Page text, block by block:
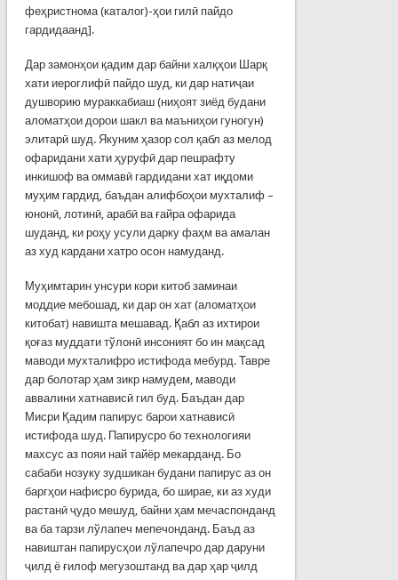
феҳристнома (каталог)-ҳои гилӣ пайдо
гардидаанд].
Дар замонҳои қадим дар байни халқҳои Шарқ
хати иероглифӣ пайдо шуд, ки дар натиҷаи
душворию мураккабиаш (ниҳоят зиёд будани
аломатҳои дорои шакл ва маъниҳои гуногун)
элитарӣ шуд. Якуним ҳазор сол қабл аз мелод
офаридани хати ҳуруфӣ дар пешрафту
инкишоф ва оммавӣ гардидани хат иқдоми
муҳим гардид, баъдан алифбоҳои мухталиф –
юнонӣ, лотинӣ, арабӣ ва ғайра офарида
шуданд, ки роҳу усули дарку фаҳм ва амалан
аз худ кардани хатро осон намуданд.
Муҳимтарин унсури кори китоб заминаи
моддие мебошад, ки дар он хат (аломатҳои
китобат) навишта мешавад. Қабл аз ихтирои
қоғаз муддати тўлонӣ инсоният бо ин мақсад
маводи мухталифро истифода мебурд. Тавре
дар боло­тар ҳам зикр намудем, маводи
аввалини хатнависӣ гил буд. Баъдан дар
Мисри Қадим папирус барои хатнависӣ
истифода шуд. Папирусро бо технологияи
махсус аз пояи най тайёр мекарданд. Бо
сабаби нозуку зудшикан будани папи­рус аз он
баргҳои нафисро бурида, бо ширае, ки аз худи
растанӣ ҷудо мешуд, байни ҳам мечаспонданд
ва ба тарзи лўлапеч мепечонданд. Баъд аз
навиштан папирусҳои лўлапечро дар даруни
ҷилд ё ғилоф мегузоштанд ва дар ҳар ҷилд